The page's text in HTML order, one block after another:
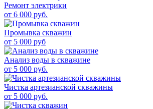
Ремонт электрики
от 6 000 руб.
Промывка скважин
от 5 000 руб
Анализ воды в скважине
от 5 000 руб.
Чистка артезианской скважины
от 5 000 руб.